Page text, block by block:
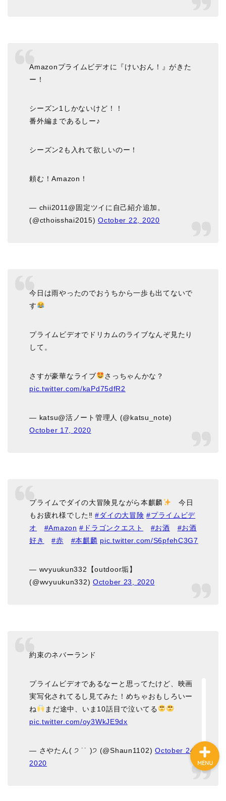
Amazonプライムビデオに『けいおん！』がきた
ー！
シーズン1しかないけど！！
番外編まであるしー♪
シーズン2も入れて欲しいのー！
頼む！Amazon！
— chii2011@固定ツイに自己紹介追加。
(@cthoisshai2015)October 22, 2020
今日は雨やったのでおうちから一歩も出てないで
す
プライムビデオでドリカムのライブなんぞ見たり
して。
さすが豪華なライブ
さっちゃんかな？
pic.twitter.com/kaPd75dfR2
— katsu@活ノート管理人 (@katsu_note)
October 17, 2020
プライムでダイの大冒険見ながら本麒麟
今日
もお疲れ様でした‼︎#ダイの大冒険 #プライムビデ
オ
#Amazon #ドラゴンクエスト #お酒
#お酒
好き
#赤 #本麒麟 pic.twitter.com/S6pfehC3G7
— wvyuukun332【outdoor垢】
(@wvyuukun332) October 23, 2020
約束のネバーランド
プライムビデオであるなーと思ってたけど、映画
実写化されてるし見てみた！めちゃおもしろいー
ね
まだ途中、いま10話目で泣いてる
pic.twitter.com/oy3WkJE9dx
— さやたん( ੭ ˙˙ )੭ (@Shaun1102)October 24,
2020
MENU
お金の不安